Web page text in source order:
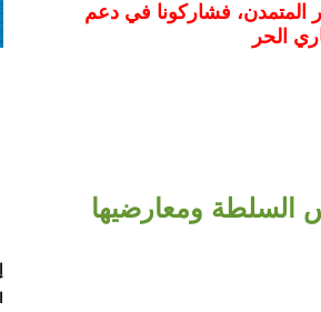
المتمدن، فشاركونا في دعم
الحر
ومعارضيها